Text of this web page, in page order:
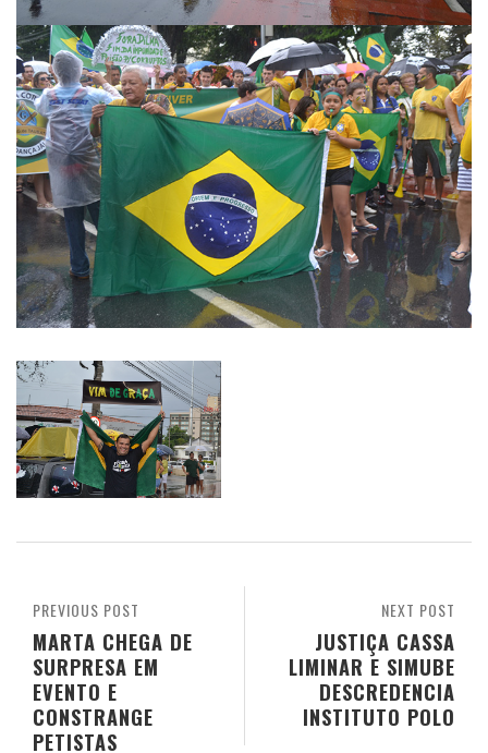
NEXT POST
JUSTIÇA CASSA
LIMINAR E SIMUBE
DESCREDENCIA
INSTITUTO POLO
PREVIOUS POST
MARTA CHEGA DE
SURPRESA EM
EVENTO E
CONSTRANGE
PETISTAS